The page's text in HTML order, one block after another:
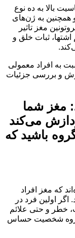
بالا به ده نوع
همچنین به ژن‌های
مغز تاثیر
ثبات خلق و
به افراد معمولی
و بررسی جزئیات
مغز شما
می‌کند
باشید که
که مغز افراد
اولین فرد در
خطر و حتی علائم
شخصیت حساس